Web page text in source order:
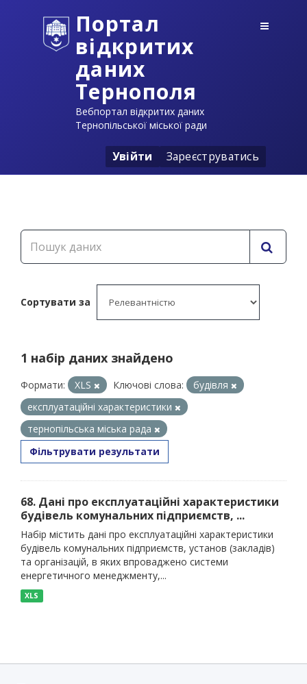
Портал
відкритих
даних
Тернополя
Вебпортал відкритих даних
Тернопільської міської ради
Увійти Зареєструватись
Сортувати за
1 набір даних знайдено
Формати: XLS Ключові слова:
будівля
експлуатаційні характеристики
тернопільська міська рада
Фільтрувати результати
68. Дані про експлуатаційні характеристики
будівель комунальних підприємств, ...
Набір містить дані про експлуатаційні характеристики
будівель комунальних підприємств, установ (закладів)
та організацій, в яких впроваджено системи
енергетичного менеджменту,...
XLS